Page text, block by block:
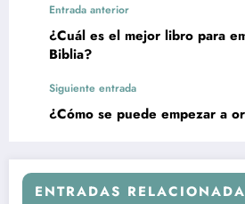
Entrada anterior
¿Cuál es el mejor libro para
Biblia?
Siguiente entrada
¿Cómo se puede empezar a
ENTRADAS